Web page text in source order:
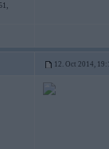
12. Oct 2014,